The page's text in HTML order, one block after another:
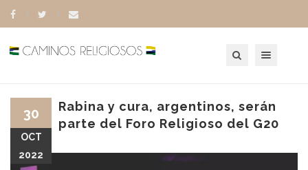
Rabina y cura, argentinos, serán
parte del Foro Religioso del G20
30
OCT
2022